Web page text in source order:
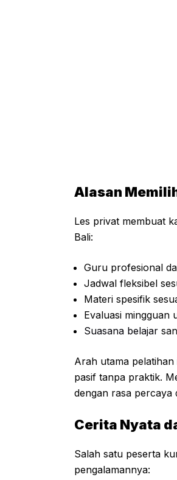
Alasan
Les privat membuat
Bali:
Guru profesional
Jadwal fleksibel
Materi spesifik
Evaluasi mingguan
Suasana belajar
Arah utama
pasif tanpa praktik.
dengan rasa percaya
Cerita Nyata
Salah satu peserta
pengalamannya: